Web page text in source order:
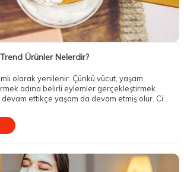
Ürünler Nelerdir?
olarak yenilenir. Çünkü vücut, yaşam
adına belirli eylemler gerçekleştirmek
ettikçe yaşam da devam etmiş olur. Cilt,
dinç görünümü için oldukça önemli. Vücut
kullanılarak bu yenilenme günümüz